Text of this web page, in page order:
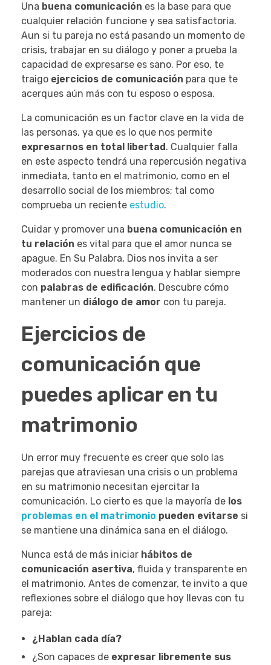
Una buena comunicación es la base para que
cualquier relación funcione y sea satisfactoria.
Aun si tu pareja no está pasando un momento de
crisis, trabajar en su diálogo y poner a prueba la
capacidad de expresarse es sano. Por eso, te
traigo ejercicios de comunicación para que te
acerques aún más con tu esposo o esposa.
La comunicación es un factor clave en la vida de
las personas, ya que es lo que nos permite
expresarnos en total libertad . Cualquier falla
en este aspecto tendrá una repercusión negativa
inmediata, tanto en el matrimonio, como en el
desarrollo social de los miembros; tal como
comprueba un reciente estudio.
Cuidar y promover una buena comunicación en
tu relación es vital para que el amor nunca se
apague. En Su Palabra, Dios nos invita a ser
moderados con nuestra lengua y hablar siempre
con palabras de edificación. Descubre cómo
mantener un diálogo de amor con tu pareja.
Ejercicios de
comunicación que
puedes aplicar en tu
matrimonio
Un error muy frecuente es creer que solo las
parejas que atraviesan una crisis o un problema
en su matrimonio necesitan ejercitar la
comunicación. Lo cierto es que la mayoría de los
problemas en el matrimonio pueden evitarse si
se mantiene una dinámica sana en el diálogo.
Nunca está de más iniciar hábitos de
comunicación asertiva, fluida y transparente en
el matrimonio. Antes de comenzar, te invito a que
reflexiones sobre el diálogo que hoy llevas con tu
pareja:
¿Hablan cada día?
¿Son capaces deexpresar libremente sus